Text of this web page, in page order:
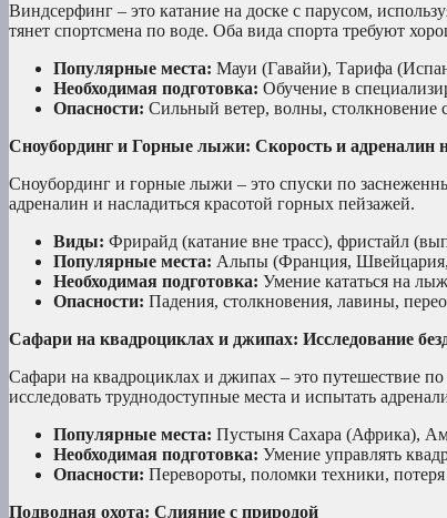
Виндсерфинг – это катание на доске с парусом,
тянет спортсмена по воде. Оба вида спорта требуют
Популярные места: Мауи (Гавайи), Тарифа
Необходимая подготовка: Обучение в
Опасности: Сильный ветер, волны, столкновение
Сноубординг и Горные лыжи: Скорость и адреналин
Сноубординг и горные лыжи – это спуски по
адреналин и насладиться красотой горных пейзажей.
Виды: Фрирайд (катание вне трасс), фристайл
Популярные места: Альпы (Франция,
Необходимая подготовка: Умение кататься на
Опасности: Падения, столкновения, лавины,
Сафари на квадроциклах и джипах: Исследование
Сафари на квадроциклах и джипах – это путешествие
исследовать труднодоступные места и испытать
Популярные места: Пустыня Сахара (Африка),
Необходимая подготовка: Умение управлять
Опасности: Перевороты, поломки техники,
Подводная охота: Слияние с природой